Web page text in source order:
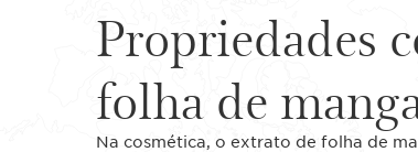
Propriedades
folha de
Na cosmética, o extrato de folha de